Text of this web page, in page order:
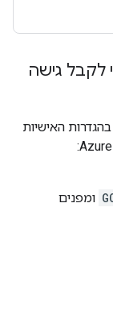
גישה
האישיות